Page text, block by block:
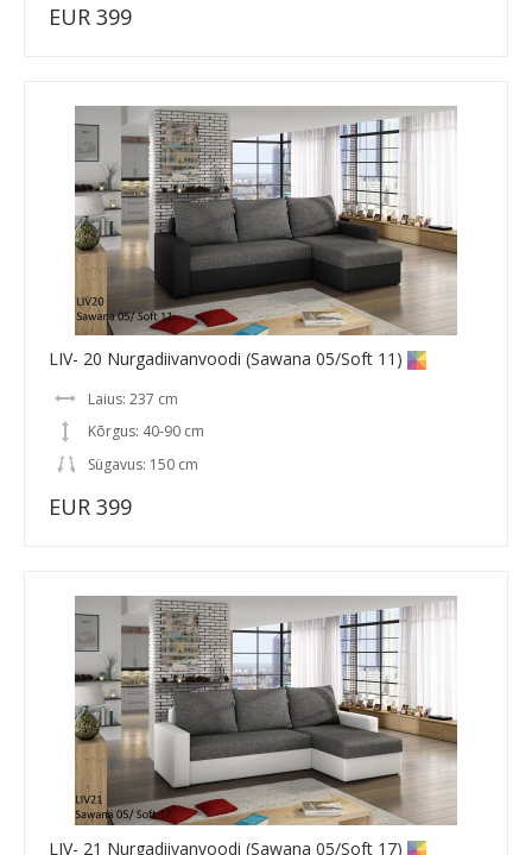
EUR 399
LIV- 20 Nurgadiivanvoodi (Sawana 05/Soft 11)
Laius: 237 cm
Kõrgus: 40-90 cm
Sügavus: 150 cm
EUR 399
LIV- 21 Nurgadiivanvoodi (Sawana 05/Soft 17)